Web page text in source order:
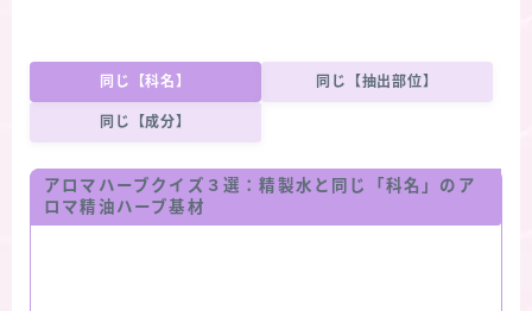
同じ【科名】 同じ【抽出部位】
同じ【成分】
アロマハーブクイズ３選：精製水と同じ「科名」のア
ロマ精油ハーブ基材